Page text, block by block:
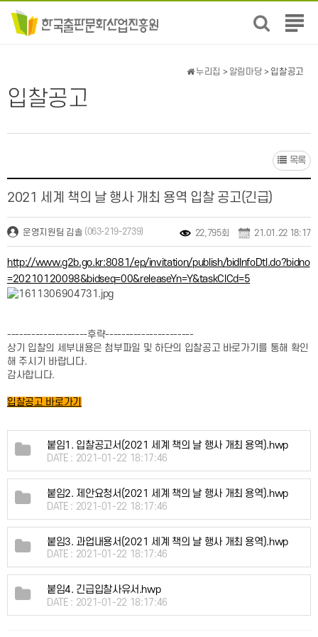
전
뉴
입찰공고
누리집 > 알림마당 > 입찰공고
목록
2021 세계 책의 날 행사 개최 용역 입찰 공고(긴급)
운영지원팀 김솔 (063-219-2739) 22,795회 21.01.22 18:17
http://www.g2b.go.kr:8081/ep/invitation/publish/bidInfoDtl.do?bidno
=20210120098&bidseq=00&releaseYn=Y&taskClCd=5
--------------------후략----------------------
상기 입찰의 세부내용은 첨부파일 및 하단의 입찰공고 바로가기를 통해 확인
해 주시기 바랍니다.
감사합니다.
입찰공고 바로가기
붙임1. 입찰공고서(2021 세계 책의 날 행사 개최 용역).hwp
DATE : 2021-01-22 18:17:46
붙임2. 제안요청서(2021 세계 책의 날 행사 개최 용역).hwp
DATE : 2021-01-22 18:17:46
붙임3. 과업내용서(2021 세계 책의 날 행사 개최 용역).hwp
DATE : 2021-01-22 18:17:46
붙임4. 긴급입찰사유서.hwp
DATE : 2021-01-22 18:17:46